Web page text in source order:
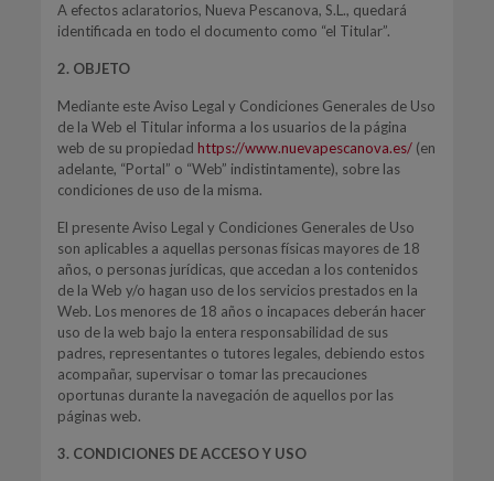
A efectos aclaratorios, Nueva Pescanova, S.L., quedará
identificada en todo el documento como “el Titular”.
2. OBJETO
Mediante este Aviso Legal y Condiciones Generales de Uso
de la Web el Titular informa a los usuarios de la página
web de su propiedad https://www.nuevapescanova.es/(en
adelante, “Portal” o “Web” indistintamente), sobre las
condiciones de uso de la misma.
El presente Aviso Legal y Condiciones Generales de Uso
son aplicables a aquellas personas físicas mayores de 18
años, o personas jurídicas, que accedan a los contenidos
de la Web y/o hagan uso de los servicios prestados en la
Web. Los menores de 18 años o incapaces deberán hacer
uso de la web bajo la entera responsabilidad de sus
padres, representantes o tutores legales, debiendo estos
acompañar, supervisar o tomar las precauciones
oportunas durante la navegación de aquellos por las
páginas web.
3. CONDICIONES DE ACCESO Y USO